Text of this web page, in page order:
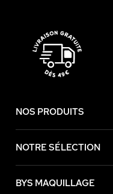
NOS PRODUITS
NOTRE SÉLECTION
BYS MAQUILLAGE